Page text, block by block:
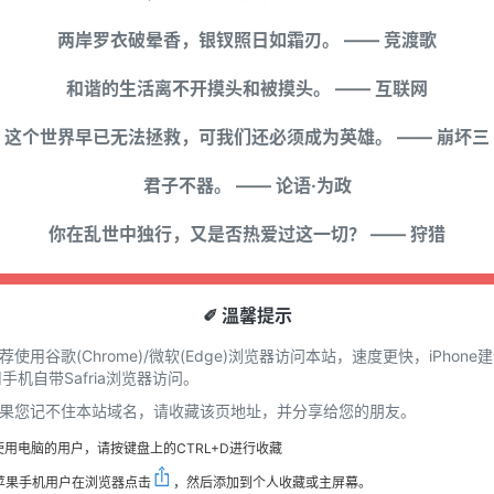
两岸罗衣破晕香，银钗照日如霜刃。 —— 竞渡歌
和谐的生活离不开摸头和被摸头。 —— 互联网
这个世界早已无法拯救，可我们还必须成为英雄。 —— 崩坏三
君子不器。 —— 论语·为政
你在乱世中独行，又是否热爱过这一切？ —— 狩猎
✐ 溫馨提示
使用谷歌(Chrome)/微软(Edge)浏览器访问本站，速度更快，iPhone
机自带Safria浏览器访问。
您记不住本站域名，请收藏该页地址，并分享给您的朋友。
用电脑的用户，请按键盘上的CTRL+D进行收藏
果手机用户在浏览器点击 ，然后添加到个人收藏或主屏幕。